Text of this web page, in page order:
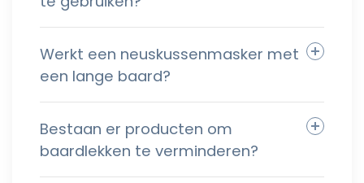
Werkt een neuskussenmasker met
een lange baard?
Bestaan er producten om
baardlekken te verminderen?